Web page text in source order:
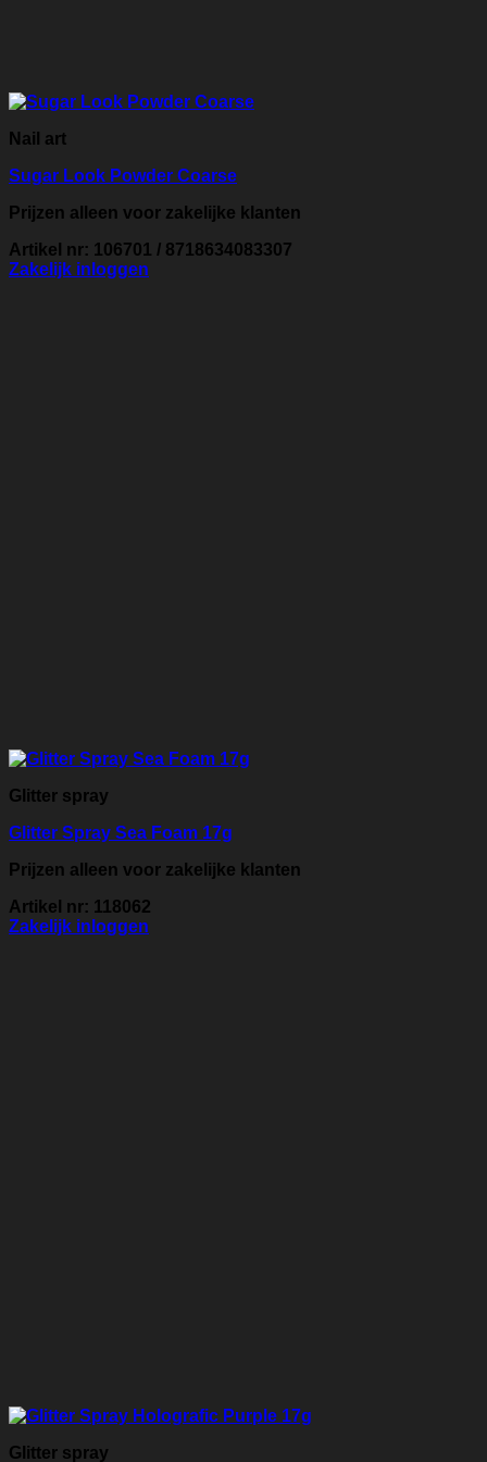
Nail art
Sugar Look Powder Coarse
Prijzen alleen voor zakelijke klanten
Artikel nr: 106701 / 8718634083307
Zakelijk inloggen
Glitter spray
Glitter Spray Sea Foam 17g
Prijzen alleen voor zakelijke klanten
Artikel nr: 118062
Zakelijk inloggen
Glitter spray